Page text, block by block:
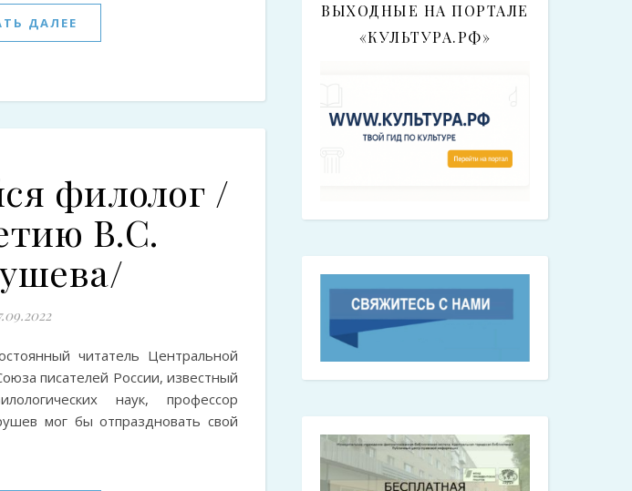
ДАЛЕЕ
филолог /
В.С.
читатель Центральной
писателей России, известный
наук, профессор
мог бы отпраздновать свой
ВЫХОДНЫЕ НА ПОРТАЛЕ
«КУЛЬТУРА.РФ»